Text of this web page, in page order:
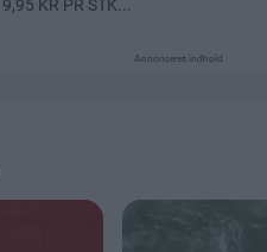
Annonceret indhold